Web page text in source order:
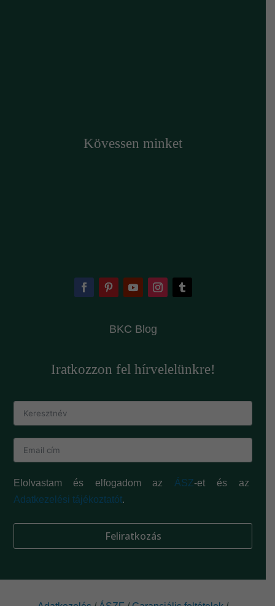
Kövessen minket
BKC Blog
Iratkozzon fel hírvelelünkre!
Elolvastam és elfogadom az ÁSZ-et és az
Adatkezelési tájékoztatót.
Feliratkozás